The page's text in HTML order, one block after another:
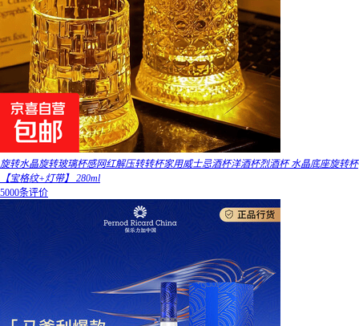
旋转水晶旋转玻璃杯感网红解压转转杯家用威士忌酒杯洋酒杯烈酒杯 水晶底座旋转杯
【宝格纹+灯带】 280ml
5000条评价